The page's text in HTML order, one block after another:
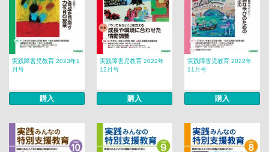
実践障害児教育 2023年1
月号
購入
実践障害児教育 2022年
12月号
購入
実践障害児教育 2022年
11月号
購入